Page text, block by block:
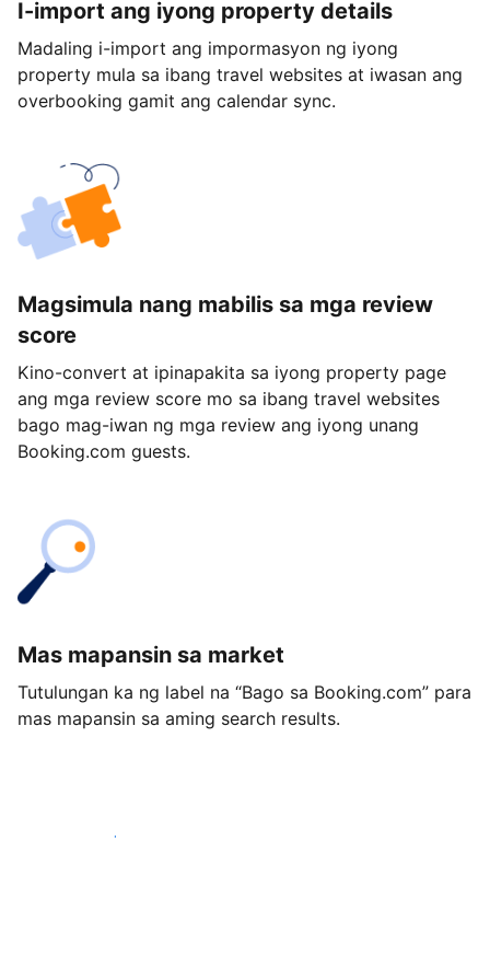
I-import ang iyong property details
Madaling i-import ang impormasyon ng iyong
property mula sa ibang travel websites at iwasan ang
overbooking gamit ang calendar sync.
Magsimula nang mabilis sa mga review
score
Kino-convert at ipinapakita sa iyong property page
ang mga review score mo sa ibang travel websites
bago mag-iwan ng mga review ang iyong unang
Booking.com guests.
Mas mapansin sa market
Tutulungan ka ng label na “Bago sa Booking.com” para
mas mapansin sa aming search results.
Magsimula ngayon